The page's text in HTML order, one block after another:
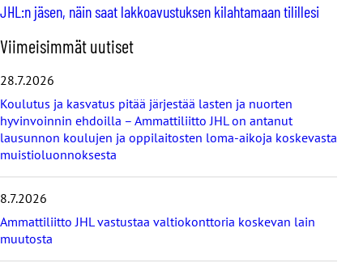
JHL:n jäsen, näin saat lakkoavustuksen kilahtamaan tilillesi
O
h
i
t
a
v
i
i
i
s
i
Viimeisimmät uutiset
28.7.2026
Koulutus ja kasvatus pitää järjestää lasten ja nuorten
hyvinvoinnin ehdoilla – Ammattiliitto JHL on antanut
lausunnon koulujen ja oppilaitosten loma-aikoja koskevasta
muistioluonnoksesta
8.7.2026
Ammattiliitto JHL vastustaa valtiokonttoria koskevan lain
muutosta